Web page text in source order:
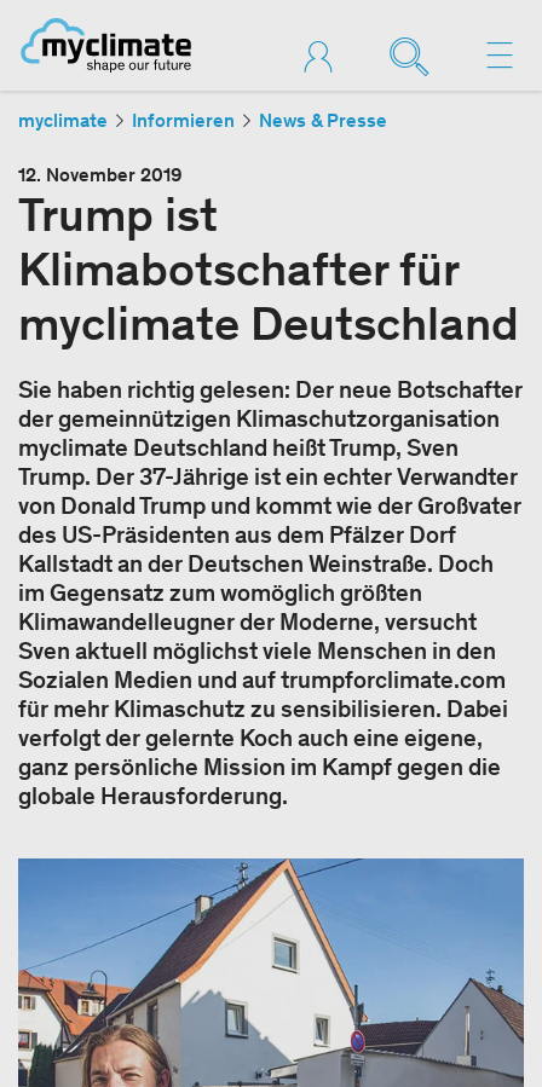
myclimate Informieren News & Presse
12. November 2019
Trump ist
Klimabotschafter für
myclimate Deutschland
Sie haben richtig gelesen: Der neue Botschafter
der gemeinnützigen Klimaschutzorganisation
myclimate Deutschland heißt Trump, Sven
Trump. Der 37-Jährige ist ein echter Verwandter
von Donald Trump und kommt wie der Großvater
des US-Präsidenten aus dem Pfälzer Dorf
Kallstadt an der Deutschen Weinstraße. Doch
im Gegensatz zum womöglich größten
Klimawandelleugner der Moderne, versucht
Sven aktuell möglichst viele Menschen in den
Sozialen Medien und auf trumpforclimate.com
für mehr Klimaschutz zu sensibilisieren. Dabei
verfolgt der gelernte Koch auch eine eigene,
ganz persönliche Mission im Kampf gegen die
globale Herausforderung.